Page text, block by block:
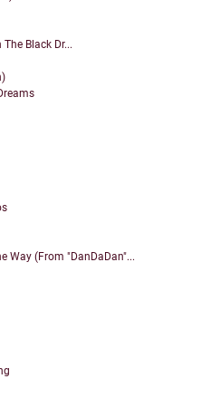
Black Dr...
Way (From "DanDaDan"...